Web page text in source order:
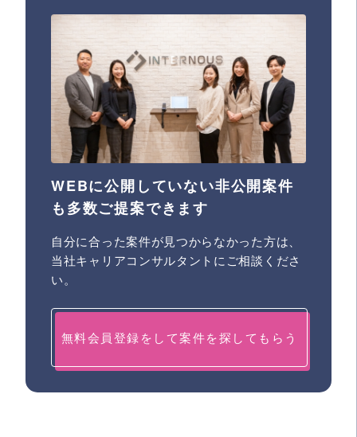
WEBに公開していない非公開案件
も多数ご提案できます
自分に合った案件が見つからなかった方は、
当社キャリアコンサルタントにご相談くださ
い。
無料会員登録をして案件を探してもらう